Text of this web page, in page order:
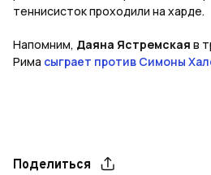
теннисисток проходили на харде.
Напомним, Даяна Ястремская в
Рима сыграет против Симоны
Поделиться